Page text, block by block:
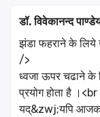
डॉ. विवेकानन्द
झंडा फहराने के लिये
/>
ध्वजा ऊपर चढाने के
प्रयोग होता है
यद्&zwj;यपि आजकल